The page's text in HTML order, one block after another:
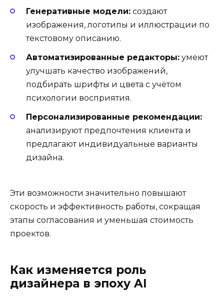
Генеративные модели: создают
изображения, логотипы и иллюстрации по
текстовому описанию.
Автоматизированные редакторы: умеют
улучшать качество изображений,
подбирать шрифты и цвета с учётом
психологии восприятия.
Персонализированные рекомендации:
анализируют предпочтения клиента и
предлагают индивидуальные варианты
дизайна.
Эти возможности значительно повышают
скорость и эффективность работы, сокращая
этапы согласования и уменьшая стоимость
проектов.
Как изменяется роль
дизайнера в эпоху AI